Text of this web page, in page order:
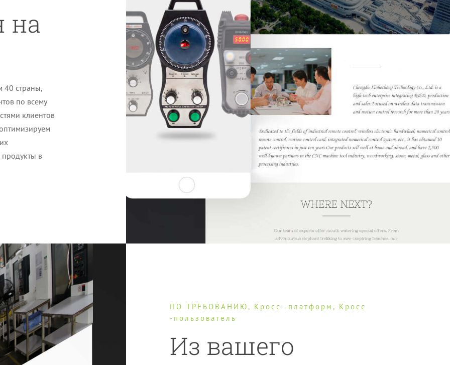
на
40 страны,
по всему
клиентов
в
ПО ТРЕБОВАНИЮ, Кросс -платформ, Кросс
-пользователь
Из вашего